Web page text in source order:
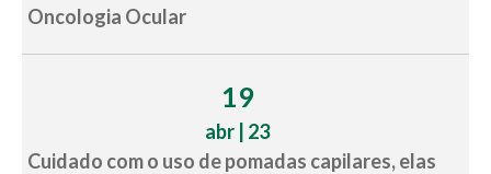
Oncologia Ocular
19
abr | 23
Cuidado com o uso de pomadas capilares, elas